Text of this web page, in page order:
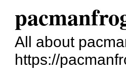
All about
https://